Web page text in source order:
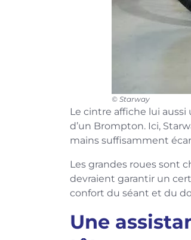
© Starway
Le cintre affiche lui
d’un Brompton. Ici,
mains suffisamment
Les grandes roues sont
devraient garantir un
confort du séant et du
Une